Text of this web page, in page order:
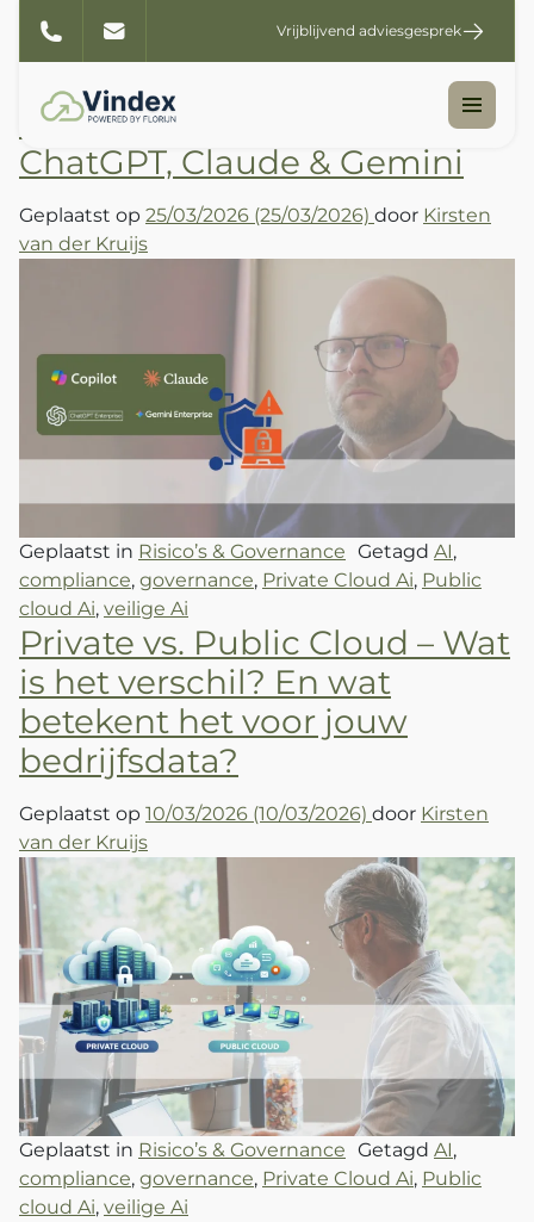
Vrijblijvend adviesgesprek
Tag:Public cloud Ai
Waar gaat je data écht heen?
De waarheid achter Copilot,
ChatGPT, Claude & Gemini
Geplaatst op 25/03/2026 (25/03/2026) door Kirsten
van der Kruijs
Geplaatst in Risico’s & Governance Getagd AI,
compliance, governance, Private Cloud Ai, Public
cloud Ai, veilige Ai
Private vs. Public Cloud – Wat
is het verschil? En wat
betekent het voor jouw
bedrijfsdata?
Geplaatst op 10/03/2026 (10/03/2026) door Kirsten
van der Kruijs
Geplaatst in Risico’s & Governance Getagd AI,
compliance, governance, Private Cloud Ai, Public
cloud Ai, veilige Ai